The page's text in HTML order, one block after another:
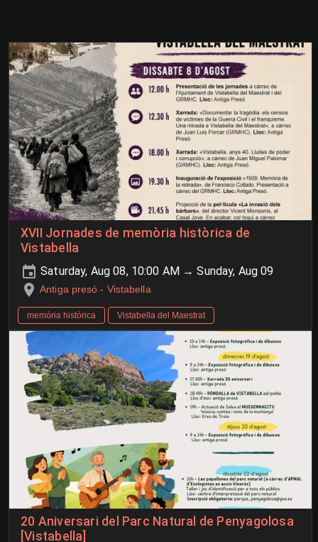
XVII Jornades de memòria històrica de
Vistabella
Saturday, Aug 08, 10:00 AM → Sunday, Aug 09
Antiga presó - Vistabella
memòria històrica Vistabella del Maestrat
20 Aniversari del Parc Natural de Penyagolosa
[Vistabella]